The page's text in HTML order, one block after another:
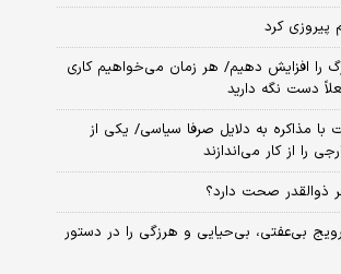
پیروزی کرد
را افزایش دهیم/ هر زمان می‌خواهیم کاری
دست نگه دارید
با مذاکره به دلایل صرفا سیاسی/ یکی از
را از کار می‌اندازند
ذوالقدر صحت دارد؟
بی‌عفتی، بی‌حیایی و هرزگی را در دستور